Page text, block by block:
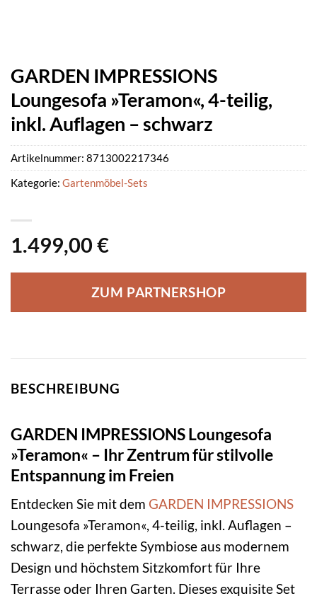
GARDEN IMPRESSIONS
Loungesofa »Teramon«, 4-teilig,
inkl. Auflagen – schwarz
1.499,00 €
ZUM PARTNERSHOP
Artikelnummer: 8713002217346
Kategorie: Gartenmöbel-Sets
BESCHREIBUNG
GARDEN IMPRESSIONS Loungesofa
»Teramon« – Ihr Zentrum für stilvolle
Entspannung im Freien
Entdecken Sie mit dem GARDEN IMPRESSIONS
Loungesofa »Teramon«, 4-teilig, inkl. Auflagen –
schwarz, die perfekte Symbiose aus modernem
Design und höchstem Sitzkomfort für Ihre
Terrasse oder Ihren Garten. Dieses exquisite Set